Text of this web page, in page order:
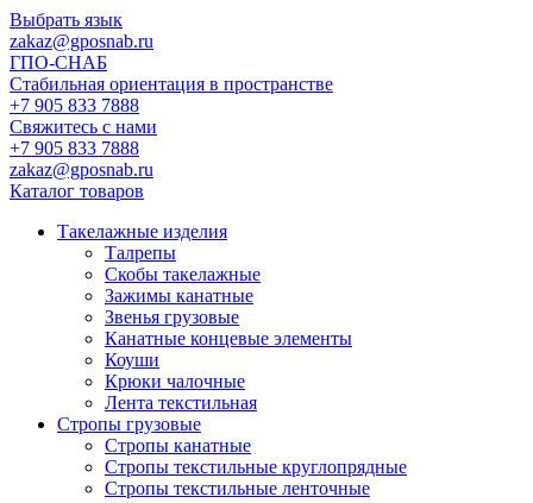
Выбрать язык
zakaz@gposnab.ru
ГПО-СНАБ
Стабильная ориентация в пространстве
+7 905 833 7888
Свяжитесь с нами
+7 905 833 7888
zakaz@gposnab.ru
Каталог товаров
Такелажные изделия
Талрепы
Скобы такелажные
Зажимы канатные
Звенья грузовые
Канатные концевые элементы
Коуши
Крюки чалочные
Лента текстильная
Стропы грузовые
Стропы канатные
Стропы текстильные круглопрядные
Стропы текстильные ленточные